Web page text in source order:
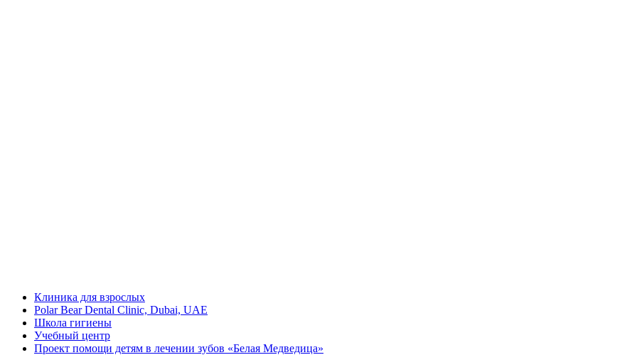
Клиника для взрослых
Polar Bear Dental Clinic, Dubai, UAE
Школа гигиены
Учебный центр
Проект помощи детям в лечении зубов «Белая Медведица»